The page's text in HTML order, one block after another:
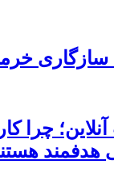
آنلاین؛ چرا
هدفمند